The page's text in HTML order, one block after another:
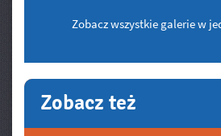
Zobacz wszystkie galerie w
Zobacz też